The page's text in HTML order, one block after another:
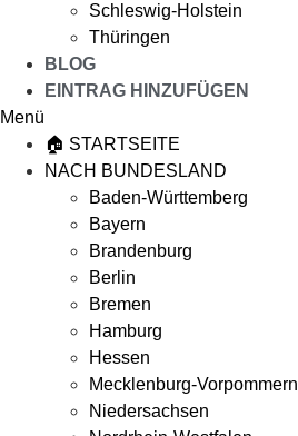
Schleswig-Holstein
Thüringen
BLOG
EINTRAG HINZUFÜGEN
Menü
🏠 STARTSEITE
NACH BUNDESLAND
Baden-Württemberg
Bayern
Brandenburg
Berlin
Bremen
Hamburg
Hessen
Mecklenburg-Vorpommern
Niedersachsen